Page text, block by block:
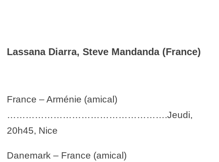
Lassana Diarra, Steve Mandanda (France)
France – Arménie (amical)
…………………………………………….Jeudi,
20h45, Nice
Danemark – France (amical)